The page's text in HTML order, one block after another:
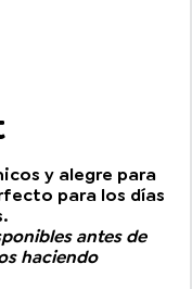
y alegre para
para los días
antes de
haciendo